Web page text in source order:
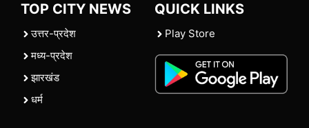
TOP CITY NEWS
उत्तर-प्रदेश
मध्य-प्रदेश
झारखंड
धर्म
QUICK LINKS
Play Store